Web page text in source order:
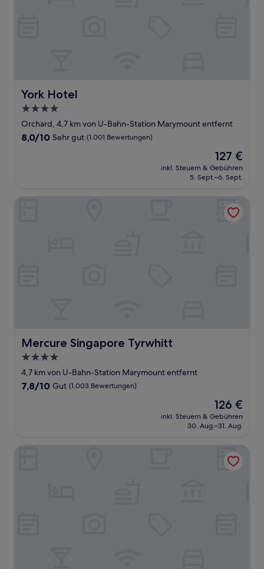
York Hotel
York Hotel
4.0-
Sterne-
Unterkunft
Orchard, 4,7 km von U-Bahn-Station Marymount entfernt
8.0
Bewertungen)
8,0/10 Sehr gut (1.001 Bewertungen)
Der
Preis
beträgt
127 €
inkl. Steuern & Gebühren
5. Sept.–6. Sept.
Mercure Singapore Tyrwhitt
Mercure Singapore Tyrwhitt
4.0-
Sterne-
Unterkunft
4,7 km von U-Bahn-Station Marymount entfernt
7.8
7,8/10 Gut (1.003 Bewertungen)
Der
Preis
beträgt
126 €
inkl. Steuern & Gebühren
30. Aug.–31. Aug.